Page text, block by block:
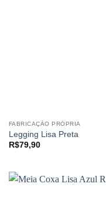
FABRICAÇÃO PRÓPRIA
Legging Lisa Preta
R$79,90